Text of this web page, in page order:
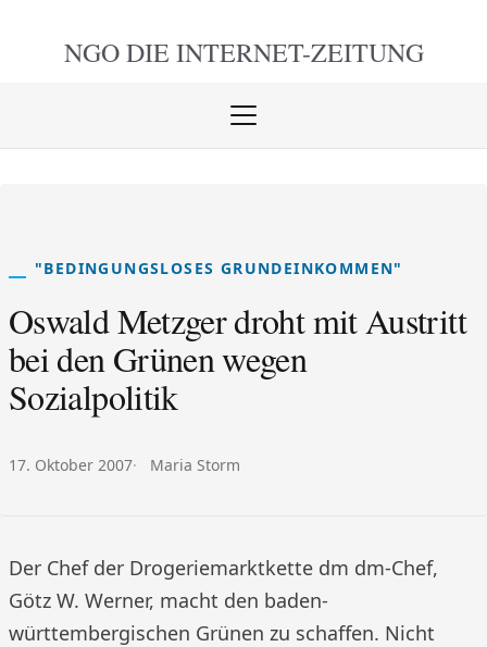
NGO DIE INTERNET-ZEITUNG
Menü
"BEDINGUNGSLOSES GRUNDEINKOMMEN"
Oswald Metzger droht mit Austritt
bei den Grünen wegen
Sozialpolitik
Veröffentlicht am:
17. Oktober 2007 Autor:
Maria Storm
Der Chef der Drogeriemarktkette dm dm-Chef,
Götz W. Werner, macht den baden-
württembergischen Grünen zu schaffen. Nicht